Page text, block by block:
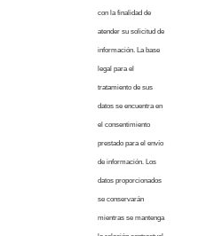
con la finalidad de
atender su solicitud de
información. La base
legal para el
tratamiento de sus
datos se encuentra en
el consentimiento
prestado para el envío
de información. Los
datos proporcionados
se conservarán
mientras se mantenga